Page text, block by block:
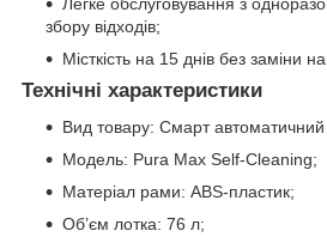
збору відходів;
Місткість на 15 днів без заміни
Технічні характеристики
Вид товару: Смарт автоматичний
Модель: Pura Max Self-Cleaning;
Матеріал рами: ABS-пластик;
Об’єм лотка: 76 л;